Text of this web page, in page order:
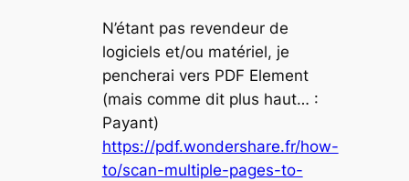
N’étant pas revendeur de
logiciels et/ou matériel, je
pencherai vers PDF Element
(mais comme dit plus haut… :
Payant)
https://pdf.wondershare.fr/how-
to/scan-multiple-pages-to-